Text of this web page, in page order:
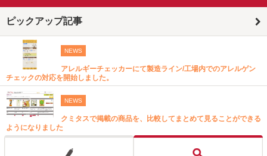
ピックアップ記事
NEWS
アレルギーチェッカーにて製造ライン/工場内でのアレルゲン
チェックの対応を開始しました。
NEWS
クミタスで掲載の商品を、比較してまとめて見ることができる
ようになりました